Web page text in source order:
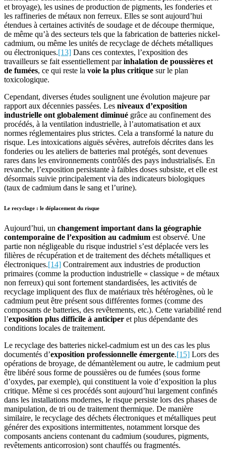
et broyage), les usines de production de pigments, les fonderies et
les raffineries de métaux non ferreux. Elles se sont aujourd’hui
étendues à certaines activités de soudage et de découpe thermique,
de même qu’à des secteurs tels que la fabrication de batteries nickel-
cadmium, ou même les unités de recyclage de déchets métalliques
ou électroniques.[13] Dans ces contextes, l’exposition des
travailleurs se fait essentiellement parinhalation de poussières et
de fumées, ce qui reste la voie la plus critique sur le plan
toxicologique.
Cependant, diverses études soulignent une évolution majeure par
rapport aux décennies passées. Les niveaux d’exposition
industrielle ont globalement diminué grâce au confinement des
procédés, à la ventilation industrielle, à l’automatisation et aux
normes réglementaires plus strictes. Cela a transformé la nature du
risque. Les intoxications aiguës sévères, autrefois décrites dans les
fonderies ou les ateliers de batteries mal protégés, sont devenues
rares dans les environnements contrôlés des pays industrialisés. En
revanche, l’exposition persistante à faibles doses subsiste, et elle est
désormais suivie principalement via des indicateurs biologiques
(taux de cadmium dans le sang et l’urine).
Le recyclage : le déplacement du risque
Aujourd’hui, un changement important dans la géographie
contemporaine de l’exposition au cadmium est observé. Une
partie non négligeable du risque industriel s’est déplacée vers les
filières de récupération et de traitement des déchets métalliques et
électroniques.[14] Contrairement aux industries de production
primaires (comme la production industrielle « classique » de métaux
non ferreux) qui sont fortement standardisées, les activités de
recyclage impliquent des flux de matériaux très hétérogènes, où le
cadmium peut être présent sous différentes formes (comme des
composants de batteries, des revêtements, etc.). Cette variabilité rend
l’exposition plus difficile à anticiper et plus dépendante des
conditions locales de traitement.
Le recyclage des batteries nickel-cadmium est un des cas les plus
documentés d’exposition professionnelle émergente.[15] Lors des
opérations de broyage, de démantèlement ou autre, le cadmium peut
être libéré sous forme de poussières ou de fumées (sous forme
d’oxydes, par exemple), qui constituent la voie d’exposition la plus
critique. Même si ces procédés sont aujourd’hui largement confinés
dans les installations modernes, le risque persiste lors des phases de
manipulation, de tri ou de traitement thermique. De manière
similaire, le recyclage des déchets électroniques et métalliques peut
générer des expositions intermittentes, notamment lorsque des
composants anciens contenant du cadmium (soudures, pigments,
revêtements anticorrosion) sont chauffés ou fragmentés.